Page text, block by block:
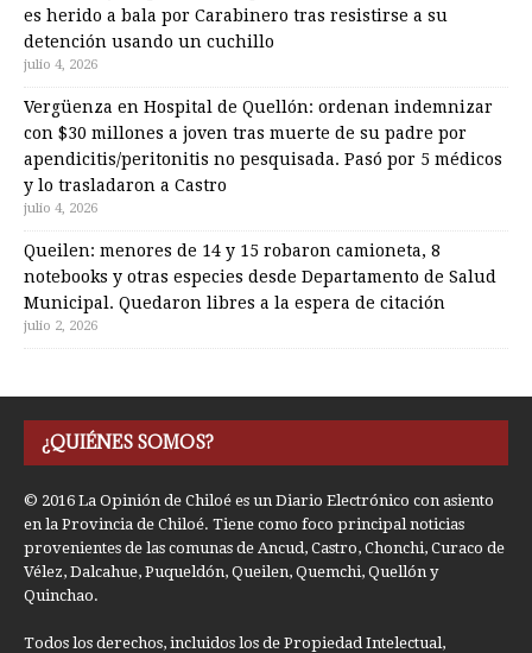
es herido a bala por Carabinero tras resistirse a su
detención usando un cuchillo
julio 4, 2026
Vergüenza en Hospital de Quellón: ordenan indemnizar
con $30 millones a joven tras muerte de su padre por
apendicitis/peritonitis no pesquisada. Pasó por 5 médicos
y lo trasladaron a Castro
julio 4, 2026
Queilen: menores de 14 y 15 robaron camioneta, 8
notebooks y otras especies desde Departamento de Salud
Municipal. Quedaron libres a la espera de citación
julio 2, 2026
¿QUIÉNES SOMOS?
© 2016 La Opinión de Chiloé es un Diario Electrónico con asiento
en la Provincia de Chiloé. Tiene como foco principal noticias
provenientes de las comunas de Ancud, Castro, Chonchi, Curaco de
Vélez, Dalcahue, Puqueldón, Queilen, Quemchi, Quellón y
Quinchao.
Todos los derechos, incluidos los de Propiedad Intelectual,